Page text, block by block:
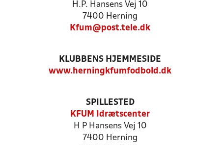
H.P. Hansens Vej 10
7400 Herning
Kfum@post.tele.dk
KLUBBENS HJEMMESIDE
www.herningkfumfodbold.dk
SPILLESTED
KFUM Idrætscenter
H P Hansens Vej 10
7400 Herning